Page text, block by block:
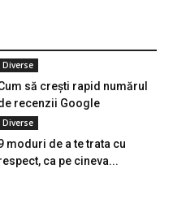
Diverse
să crești rapid numărul
recenzii Google
Diverse
moduri de a te trata cu
ca pe cineva...